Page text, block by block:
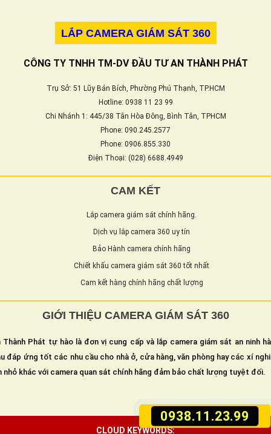
0938.11.23.99
LẮP CAMERA GIÁM SÁT 360
CÔNG TY TNHH TM-DV ĐẦU TƯ AN THÀNH PHÁT
Trụ Sở: 51 Lũy Bán Bích, Phường Phú Thạnh, TP.HCM
Hotline: 0938 11 23 99
Chi Nhánh 1: 445/38 Tân Hòa Đông, Bình Tân, TPHCM
Phone: 090.245.2577
Phone: 0906.855.330
Điện Thoại: (028) 6688.4949
CAM KẾT
Lắp camera giám sát chính hãng.
Dịch vụ lắp camera 360 uy tín
Bảo Hành camera chính hãng
Chiết khấu camera giám sát 360 tốt nhất
Cam kết hàng chính hãng chất lượng
GIỚI THIỆU CAMERA GIÁM SÁT 360
Thành Phát tự hào là đơn vị cung cấp và lắp camera giám sát an ninh
đáp ứng tốt các nhu cầu cho nhà ở, cửa hàng, văn phòng hay các xí
nhỏ khác với camera quan sát chính hãng đảm bảo chất lượng tuyệt đối.
CLOUD KEYWORDS: